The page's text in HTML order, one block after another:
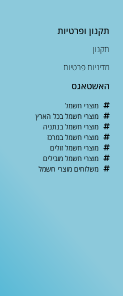
תקנון ופרטיות
תקנון
מדיניות פרטיות
האשטאגס
מוצרי חשמל
מוצרי חשמל בכל הארץ
מוצרי חשמל בנתניה
מוצרי חשמל במרכז
מוצרי חשמל זולים
מוצרי חשמל מובילים
משלוחים מוצרי חשמל